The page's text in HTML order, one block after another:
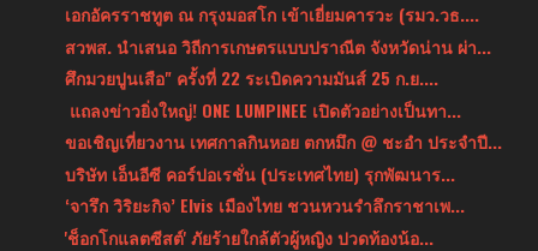
เอกอัครราชทูต ณ กรุงมอสโก เข้าเยี่ยมคารวะ (รมว.วธ....
สวพส. นำเสนอ วิถีการเกษตรแบบปราณีต จังหวัดน่าน ผ่า...
ศึกมวยปูนเสือ" ครั้งที่ 22 ระเบิดความมันส์ 25 ก.ย....
แถลงข่าวยิ่งใหญ่! ONE LUMPINEE เปิดตัวอย่างเป็นทา...
ขอเชิญเที่ยวงาน เทศกาลกินหอย ตกหมึก @ ชะอำ ประจำปี...
บริษัท เอ็นอีซี คอร์ปอเรชั่น (ประเทศไทย) รุกพัฒนาร...
‘จารึก วิริยะกิจ’ Elvis เมืองไทย ชวนหวนรำลึกราชาเพ...
'ช็อกโกแลตซีสต์' ภัยร้ายใกล้ตัวผู้หญิง ปวดท้องน้อ...